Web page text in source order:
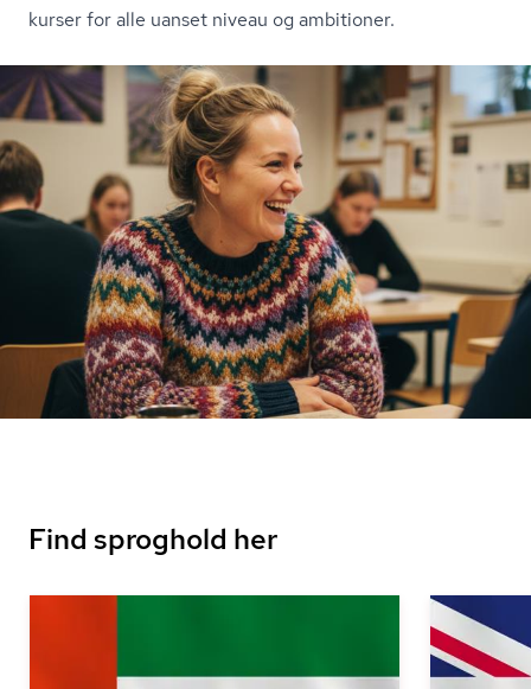
kurser for alle uanset niveau og ambitioner.
Find sproghold her